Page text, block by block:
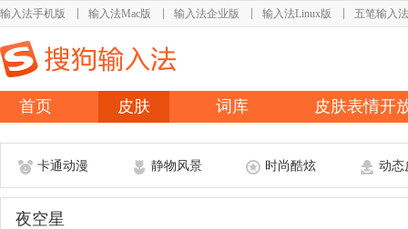
输入法手机版 输入法Mac版 输入法企业版 输入法Linux版 五笔输入法
首页 皮肤 词库 皮肤表情开
卡通动漫 静物风景 时尚酷炫 动态
夜空星